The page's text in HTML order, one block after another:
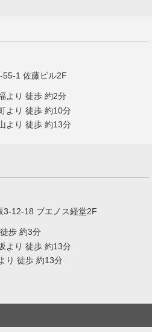
55-1 佐藤ビル2F
より 徒歩 約2分
より 徒歩 約10分
より 徒歩 約13分
3-12-18 ブエノス経堂2F
歩 約3分
より 徒歩 約13分
り 徒歩 約13分